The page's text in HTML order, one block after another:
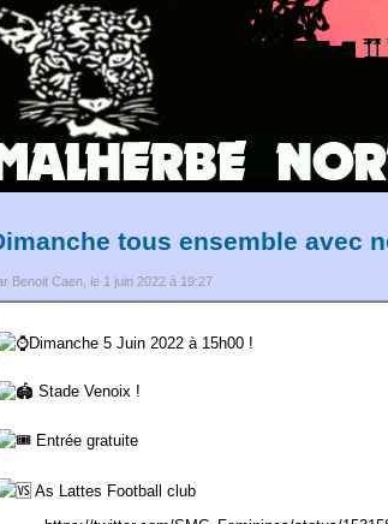
tous ensemble avec
Benoit Caen, le 1 juin 2022 à 19:27
Dimanche 5 Juin 2022 à 15h00 !
Stade Venoix !
Entrée gratuite
As Lattes Football club